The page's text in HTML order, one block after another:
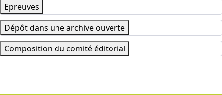
Epreuves
Dépôt dans une archive ouverte
Composition du comité éditorial